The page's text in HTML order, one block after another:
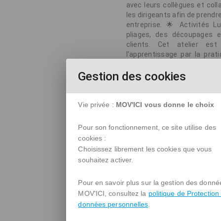
avec leurs collègues et
les dirigeants afin de
entreprise. 🌟 Activités
pliages, des
clients. Cet atelier est
l'apprentissage par la
- 12h00 📍 Lieu : Annecy
pratiques pour les
une opportunité unique
atelier est ouvert à tous
processus et l'excellence
en supply chain.
Site internet
Gestion des cookies
Vie privée : MOV'ICI vous donne le choix
Pour son fonctionnement, ce site utilise des
cookies :
Choisissez librement les cookies que vous
souhaitez activer.
Pour en savoir plus sur la gestion des
MOV'ICI, consultez la politique de Protection
données personnelles